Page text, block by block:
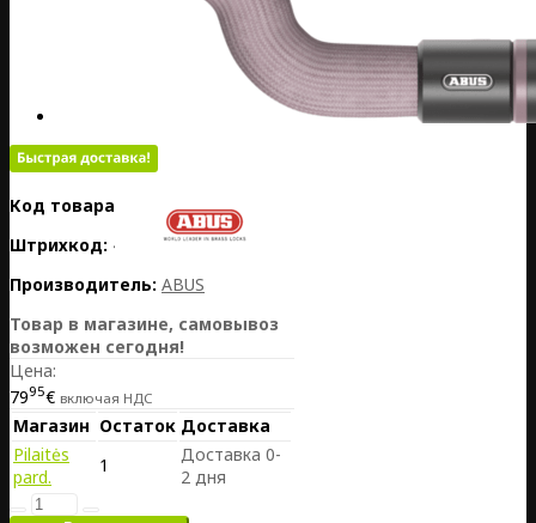
Код товара:
LV12-96156
Штрихкод: 4003318961564
Производитель: ABUS
Товар в магазине, самовывоз
возможен сегодня!
Цена:
7995€ включая НДС
Магазин Остаток Доставка
Pilaitės
pard.
1
Доставка 0-
2 дня